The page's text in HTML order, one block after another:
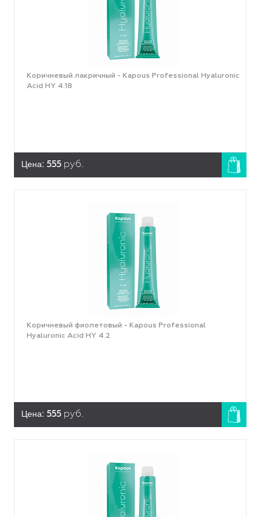
Коричневый лакричный - Kapous Professional Hyaluronic
Acid HY 4.18
Цена: 555 руб.
Коричневый фиолетовый - Kapous Professional
Hyaluronic Acid HY 4.2
Цена: 555 руб.